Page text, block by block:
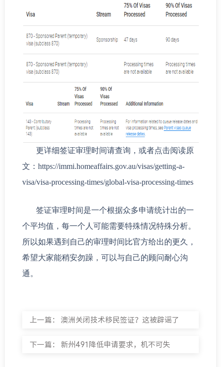
更详细签证审理时间请查询，或者点击阅读原
文：https://immi.homeaffairs.gov.au/visas/getting-a-
visa/visa-processing-times/global-visa-processing-times
签证审理时间是一个根据众多申请统计出的一
个平均值，每一个人可能需要特殊情况特殊分析。
所以如果遇到自己的审理时间比官方给出的更久，
希望大家能稍安勿躁，可以与自己的顾问耐心沟
通。
上一篇： 澳洲关闭技术移民签证？这被辟谣了
下一篇： 新州491降低申请要求，机不可失